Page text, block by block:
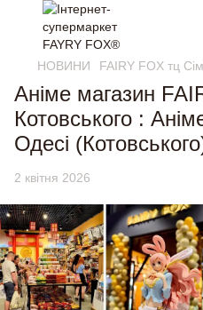
НОВИНИ FAIRY FOX тц
Аніме магазин
Котовського :
Одесі
2 квітня 2026